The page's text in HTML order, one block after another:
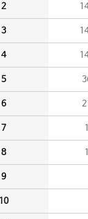
2
3
4
5
6
7
8
9
10